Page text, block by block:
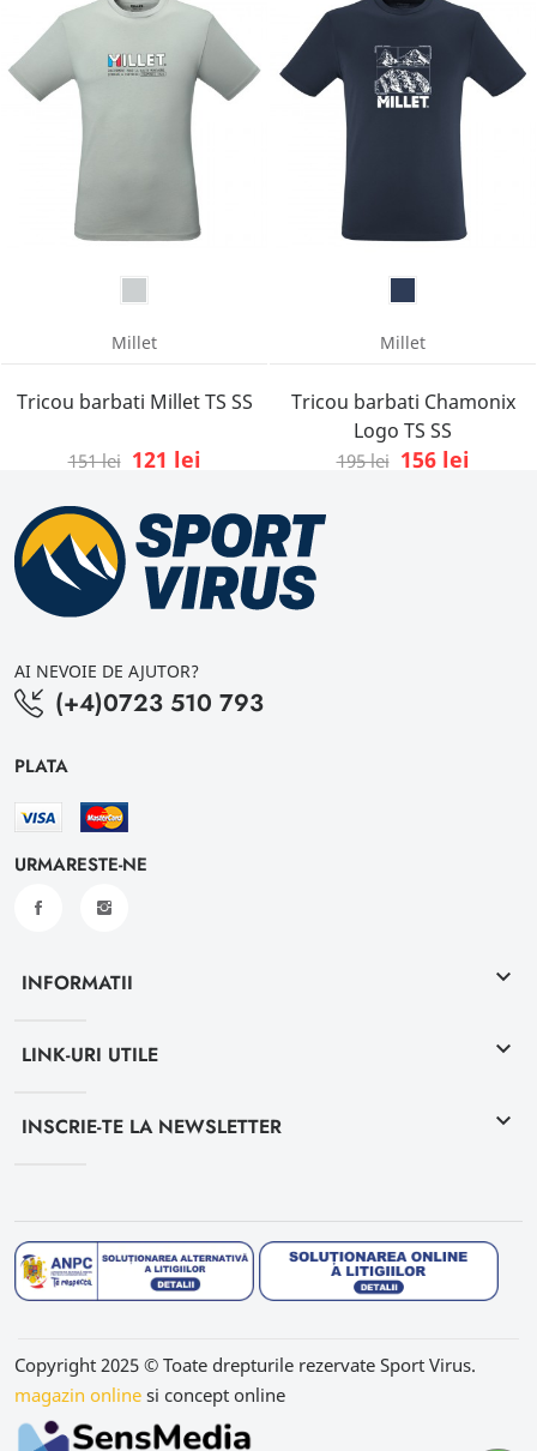
Millet
Tricou barbati Millet TS SS
151 lei 121 lei
Millet
Tricou barbati Chamonix
Logo TS SS
195 lei 156 lei
AI NEVOIE DE AJUTOR?
(+4)0723 510 793
PLATA
URMARESTE-NE
INFORMATII keyboard_arrow_down
LINK-URI UTILE keyboard_arrow_down
INSCRIE-TE LA NEWSLETTER keyboard_arrow_down
Copyright 2025 © Toate drepturile rezervate Sport Virus.
magazin online si concept online